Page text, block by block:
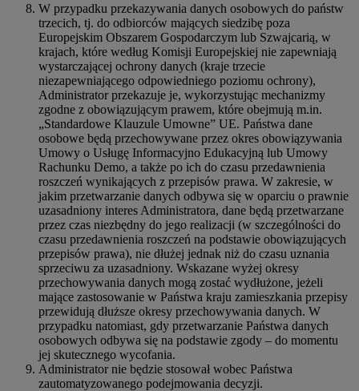
W przypadku przekazywania danych osobowych do państw
trzecich, tj. do odbiorców mających siedzibę poza
Europejskim Obszarem Gospodarczym lub Szwajcarią, w
krajach, które według Komisji Europejskiej nie zapewniają
wystarczającej ochrony danych (kraje trzecie
niezapewniającego odpowiedniego poziomu ochrony),
Administrator przekazuje je, wykorzystując mechanizmy
zgodne z obowiązującym prawem, które obejmują m.in.
„Standardowe Klauzule Umowne” UE. Państwa dane
osobowe będą przechowywane przez okres obowiązywania
Umowy o Usługę Informacyjno Edukacyjną lub Umowy
Rachunku Demo, a także po ich do czasu przedawnienia
roszczeń wynikających z przepisów prawa. W zakresie, w
jakim przetwarzanie danych odbywa się w oparciu o prawnie
uzasadniony interes Administratora, dane będą przetwarzane
przez czas niezbędny do jego realizacji (w szczególności do
czasu przedawnienia roszczeń na podstawie obowiązujących
przepisów prawa), nie dłużej jednak niż do czasu uznania
sprzeciwu za uzasadniony. Wskazane wyżej okresy
przechowywania danych mogą zostać wydłużone, jeżeli
mające zastosowanie w Państwa kraju zamieszkania przepisy
przewidują dłuższe okresy przechowywania danych. W
przypadku natomiast, gdy przetwarzanie Państwa danych
osobowych odbywa się na podstawie zgody – do momentu
jej skutecznego wycofania.
Administrator nie będzie stosował wobec Państwa
zautomatyzowanego podejmowania decyzji.